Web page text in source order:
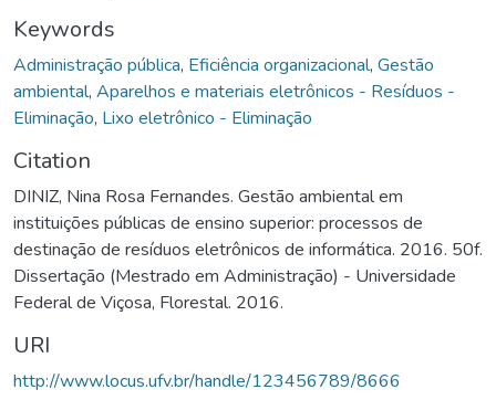
Keywords
Administração pública, Eficiência organizacional, Gestão
ambiental, Aparelhos e materiais eletrônicos - Resíduos -
Eliminação, Lixo eletrônico - Eliminação
Citation
DINIZ, Nina Rosa Fernandes. Gestão ambiental em
instituições públicas de ensino superior: processos de
destinação de resíduos eletrônicos de informática. 2016. 50f.
Dissertação (Mestrado em Administração) - Universidade
Federal de Viçosa, Florestal. 2016.
URI
http://www.locus.ufv.br/handle/123456789/8666